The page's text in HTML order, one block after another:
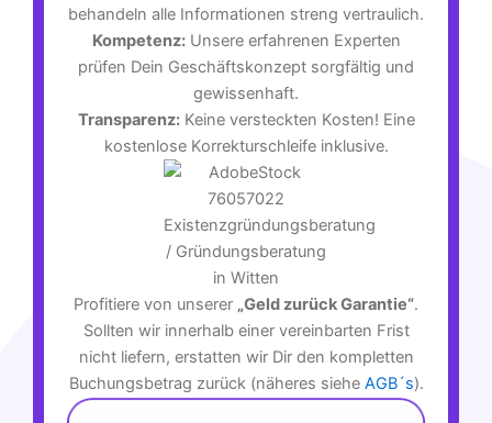
behandeln alle Informationen streng vertraulich.
Kompetenz:Unsere erfahrenen Experten
prüfen Dein Geschäftskonzept sorgfältig und
gewissenhaft.
Transparenz:Keine versteckten Kosten! Eine
kostenlose Korrekturschleife inklusive.
Profitiere von unserer „Geld zurück Garantie“.
Sollten wir innerhalb einer vereinbarten Frist
nicht liefern, erstatten wir Dir den kompletten
Buchungsbetrag zurück (näheres siehe AGB´s).